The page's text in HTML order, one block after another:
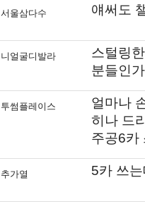
서울삼다수 얘써도
니얼굴디발라
스털링
분들인가
투썸플레이스
얼마나
히나 드
주공6카
추가열 5카 쓰